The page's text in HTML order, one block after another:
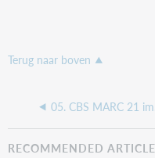
Terug naar boven
RECOMMENDED